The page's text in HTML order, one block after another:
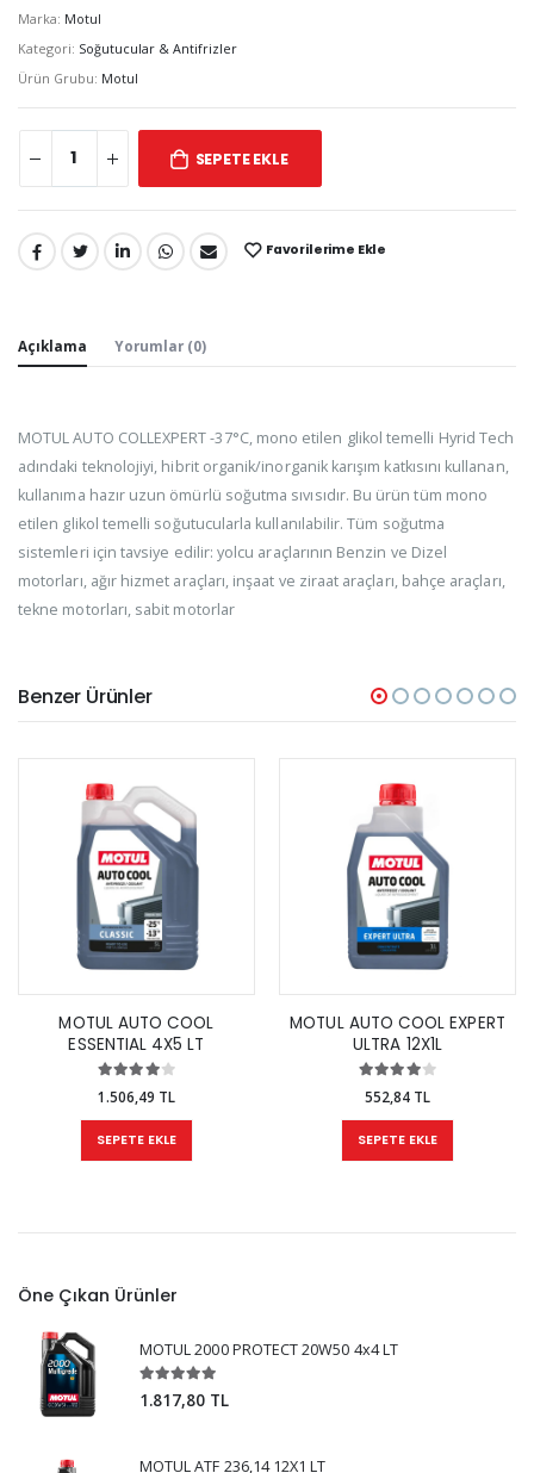
Marka: Motul
Kategori: Soğutucular & Antifrizler
Ürün Grubu: Motul
SEPETE EKLE
Paylaş: Favorilerime Ekle
Açıklama Yorumlar (0)
MOTUL AUTO COLLEXPERT -37°C, mono etilen glikol temelli Hyrid Tech
adındaki teknolojiyi, hibrit organik/inorganik karışım katkısını kullanan,
kullanıma hazır uzun ömürlü soğutma sıvısıdır. Bu ürün tüm mono
etilen glikol temelli soğutucularla kullanılabilir. Tüm soğutma
sistemleri için tavsiye edilir: yolcu araçlarının Benzin ve Dizel
motorları, ağır hizmet araçları, inşaat ve ziraat araçları, bahçe araçları,
tekne motorları, sabit motorlar
Benzer Ürünler
MOTUL AUTO COOL
ESSENTIAL 4X5 LT
1.506,49 TL
SEPETE EKLE
MOTUL AUTO COOL EXPERT
ULTRA 12X1L
552,84 TL
SEPETE EKLE
Öne Çıkan Ürünler
MOTUL 2000 PROTECT 20W50 4x4 LT
1.817,80 TL
MOTUL ATF 236,14 12X1 LT